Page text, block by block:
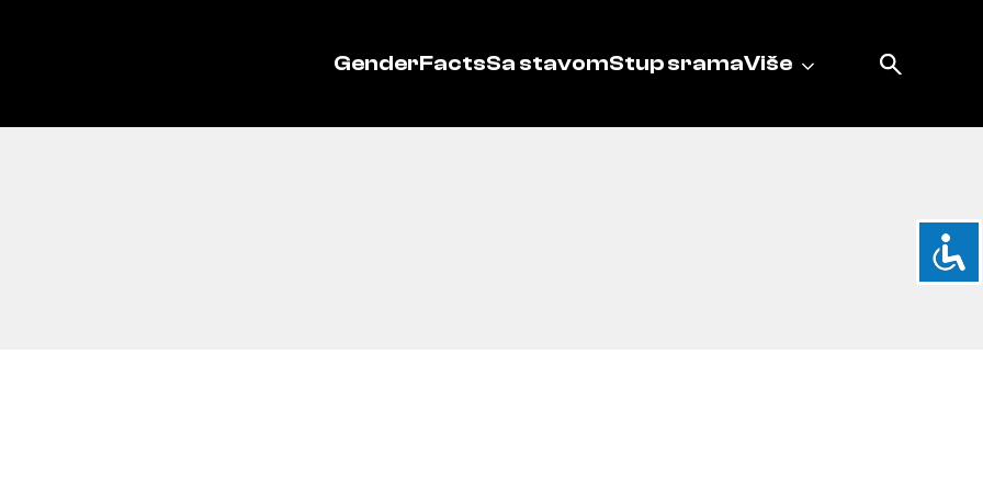
GenderFactsSa stavomStup sramaViše